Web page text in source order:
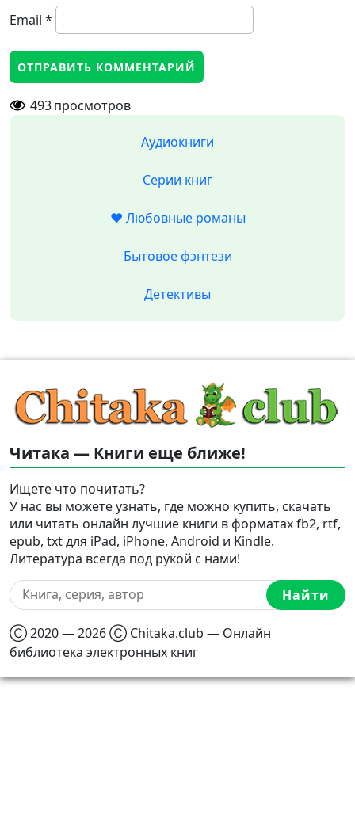
Email *
493просмотров
Аудиокниги
Серии книг
❤️ Любовные романы
Бытовое фэнтези
Детективы
Читака — Книги еще ближе!
Ищете что почитать?
У нас вы можете узнать, где можно купить, скачать
или читать онлайн лучшие книги в форматах fb2, rtf,
epub, txt для iPad, iPhone, Android и Kindle.
Литература всегда под рукой с нами!
Найти
Ⓒ 2020 — 2026 Ⓒ Chitaka.club — Онлайн
библиотека электронных книг